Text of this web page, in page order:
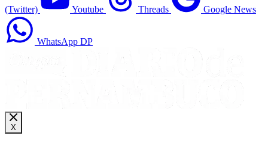
(Twitter) Youtube Threads Google News
WhatsApp DP
X